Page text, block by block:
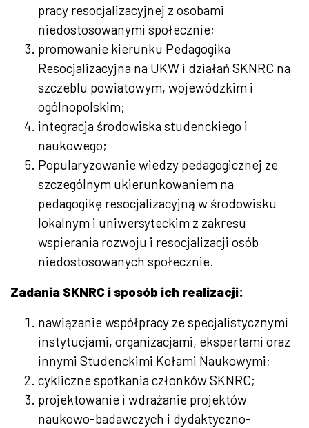
pracy resocjalizacyjnej z osobami
niedostosowanymi społecznie;
promowanie kierunku Pedagogika
Resocjalizacyjna na UKW i działań SKNRC na
szczeblu powiatowym, wojewódzkim i
ogólnopolskim;
integracja środowiska studenckiego i
naukowego;
Popularyzowanie wiedzy pedagogicznej ze
szczególnym ukierunkowaniem na
pedagogikę resocjalizacyjną w środowisku
lokalnym i uniwersyteckim z zakresu
wspierania rozwoju i resocjalizacji osób
niedostosowanych społecznie.
Zadania SKNRC i sposób ich realizacji:
nawiązanie współpracy ze specjalistycznymi
instytucjami, organizacjami, ekspertami oraz
innymi Studenckimi Kołami Naukowymi;
cykliczne spotkania członków SKNRC;
projektowanie i wdrażanie projektów
naukowo-badawczych i dydaktyczno-